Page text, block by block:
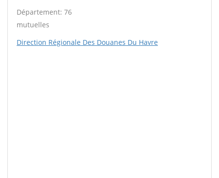
Département: 76
mutuelles
Direction Régionale Des Douanes Du Havre